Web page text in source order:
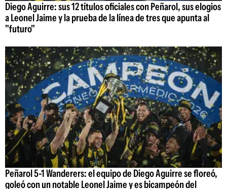
Diego Aguirre: sus 12 títulos oficiales con Peñarol, sus elogios
a Leonel Jaime y la prueba de la línea de tres que apunta al
"futuro"
Peñarol 5-1 Wanderers: el equipo de Diego Aguirre se floreó,
goleó con un notable Leonel Jaime y es bicampeón del